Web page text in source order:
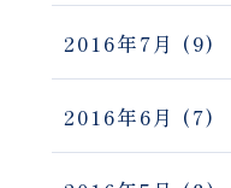
2016年7月 (9)
2016年6月 (7)